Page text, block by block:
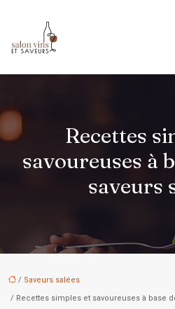
Recettes
savoureuses à
saveurs
/ Saveurs salées
/ Recettes simples et savoureuses à base